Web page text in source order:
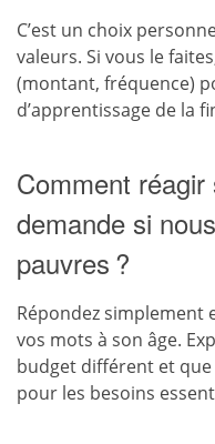
C’est un choix
valeurs. Si vous le
(montant, fréquence)
d’apprentissage de la
Comment
demande si
pauvres ?
Répondez
vos mots à son âge.
budget différent et que
pour les besoins